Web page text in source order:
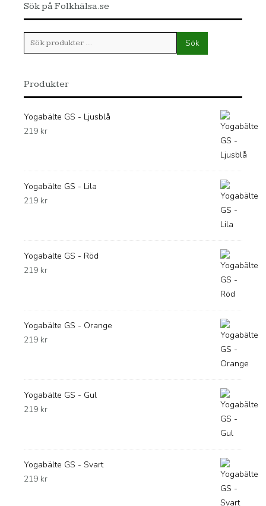
Sök på Folkhälsa.se
Sök
efter:
Sök
Produkter
Yogabälte GS - Ljusblå
219 kr
Yogabälte GS - Lila
219 kr
Yogabälte GS - Röd
219 kr
Yogabälte GS - Orange
219 kr
Yogabälte GS - Gul
219 kr
Yogabälte GS - Svart
219 kr